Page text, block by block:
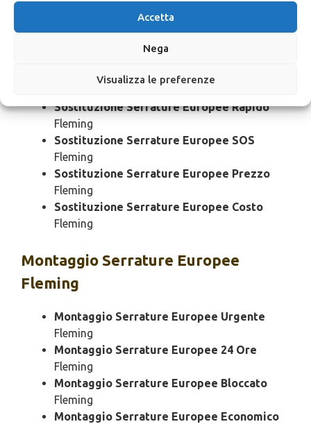
Accetta
Nega
Visualizza le preferenze
Sostituzione Serrature Europee Notturno
Sostituzione Serrature Europee Rapido
Fleming
Sostituzione Serrature Europee SOS
Fleming
Sostituzione Serrature Europee Prezzo
Fleming
Sostituzione Serrature Europee Costo
Fleming
Montaggio Serrature Europee
Fleming
Montaggio Serrature Europee Urgente
Fleming
Montaggio Serrature Europee 24 Ore
Fleming
Montaggio Serrature Europee Bloccato
Fleming
Montaggio Serrature Europee Economico